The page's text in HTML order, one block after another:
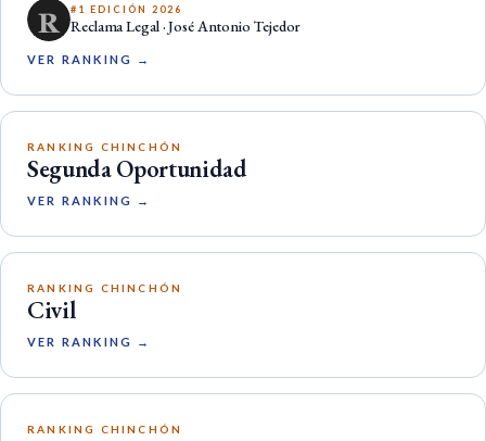
#1 EDICIÓN 2026
Reclama Legal · José Antonio Tejedor
VER RANKING →
RANKING CHINCHÓN
Segunda Oportunidad
VER RANKING →
RANKING CHINCHÓN
Civil
VER RANKING →
RANKING CHINCHÓN